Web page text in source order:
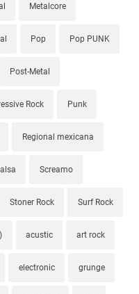
Metalcore
Pop Pop PUNK
Post-Metal
Rock Punk
Regional mexicana
Screamo
Stoner Rock Surf Rock
acustic art rock
electronic grunge